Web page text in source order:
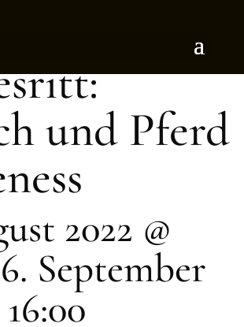
und Pferd
2022 @
6. September